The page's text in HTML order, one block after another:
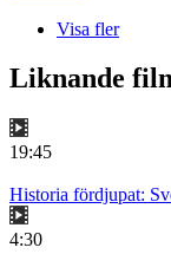
Visa fler
Liknande
19:45
Historia fördjupat:
4:30